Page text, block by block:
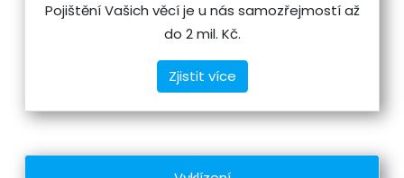
Pojištění Vašich věcí je u nás samozřejmostí až
do 2 mil. Kč.
Zjistit více